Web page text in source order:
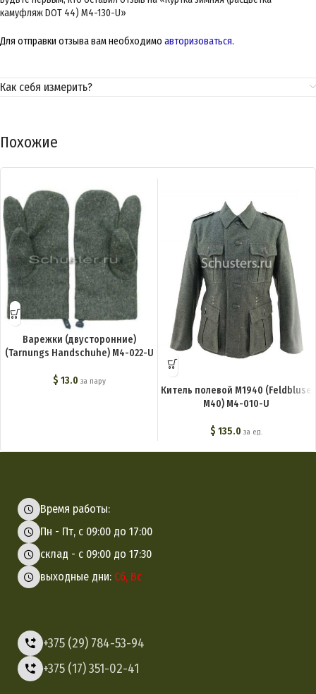
камуфляж DOT 44) M4-130-U»
Для отправки отзыва вам необходимо авторизоваться.
Как себя измерить?
Похожие
Варежки (двусторонние)
(Tarnungs Handschuhe) M4-022-U
$ 13.0 за пару
Китель полевой М1940 (Feldbluse
M40) M4-010-U
$ 135.0 за ед.
Время работы:
Пн - Пт, с 09:00 до 17:00
склад - с 09:00 до 17:30
выходные дни: Сб, Вс
+375 (29) 784-53-94
+375 (17) 351-02-41